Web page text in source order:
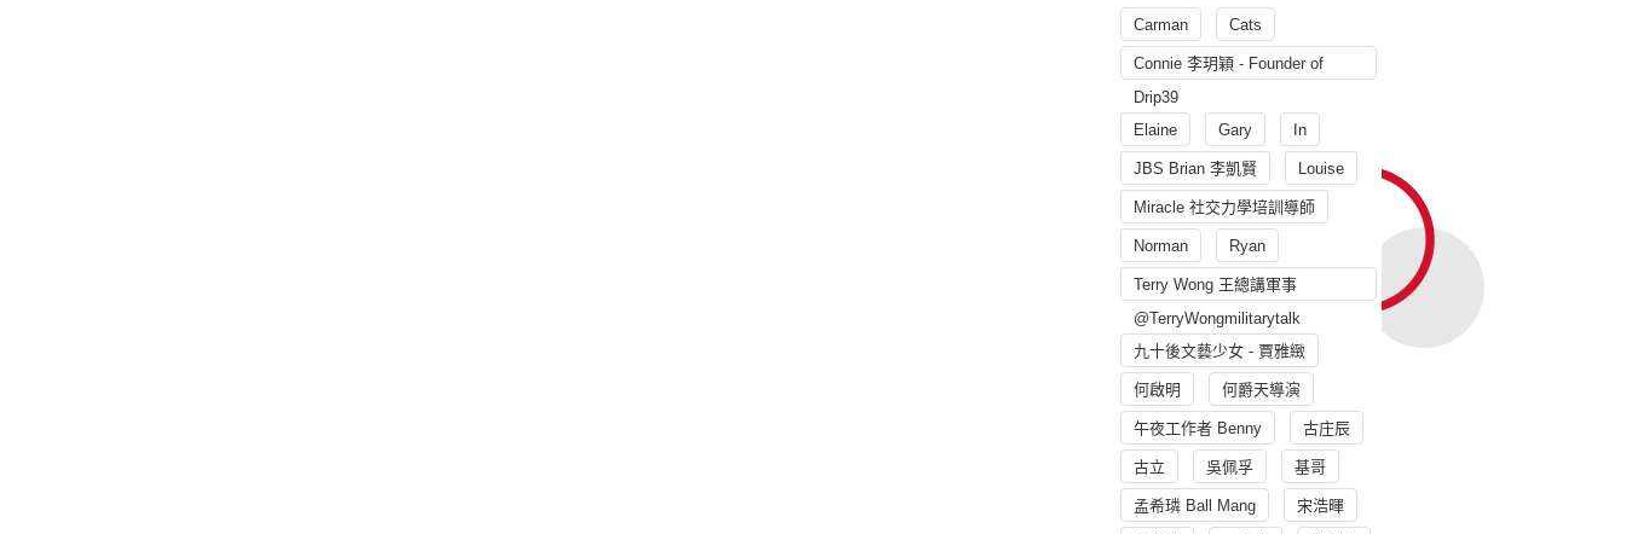
Carman Cats
Connie 李玥穎 - Founder of
Drip39
Elaine
Gary In
JBS Brian 李凱賢 Louise
Miracle 社交力學培訓導師
Norman Ryan
Terry Wong 王總講軍事
@TerryWongmilitarytalk
九十後文藝少女 - 賈雅緻
何啟明 何爵天導演
午夜工作者 Benny 古庄辰
古立 吳佩孚 基哥
孟希璘 Ball Mang 宋浩暉